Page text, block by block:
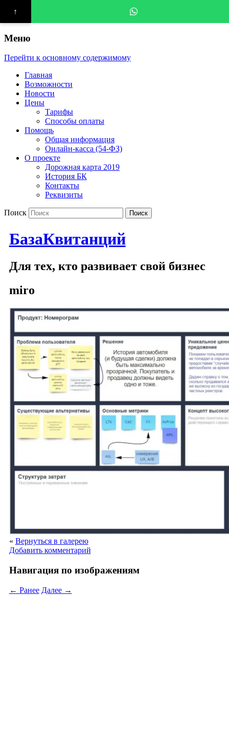
Меню
Перейти к основному содержимому
Главная
Возможности
Новости
Цены
Тарифы
Способы оплаты
Помощь
Общая информация
Онлайн-касса (54-ФЗ)
О проекте
Дорожная карта 2019
История БК
Контакты
Реквизиты
Поиск
БазаКвитанций
Для тех, кто развивает свой бизнес
miro
« Вернуться в галерею
Добавить комментарий
Навигация по изображениям
← Ранее Далее →
↑